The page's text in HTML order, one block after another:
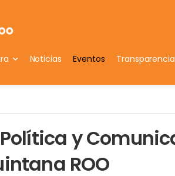
Noticias Eventos Transparencia
y
ROO